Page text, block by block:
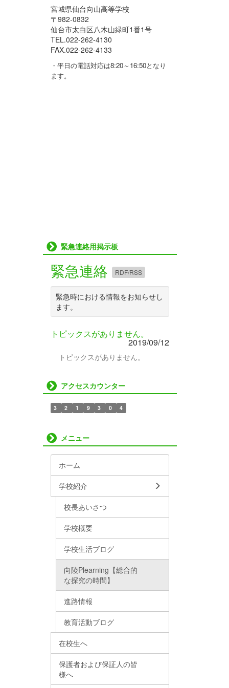
宮城県仙台向山高等学校
〒982-0832
仙台市太白区八木山緑町1番1号
TEL.022-262-4130
FAX.022-262-4133
・平日の電話対応は8:20～16:50となり
ます。
緊急連絡用掲示板
緊急連絡 RDF/RSS
緊急時における情報をお知らせし
ます。
トピックスがありません。
2019/09/12
トピックスがありません。
アクセスカウンター
3 2 1 9 3 0 4
メニュー
ホーム
学校紹介
校長あいさつ
学校概要
学校生活ブログ
向陵Plearning【総合的
な探究の時間】
進路情報
教育活動ブログ
在校生へ
保護者および保証人の皆
様へ